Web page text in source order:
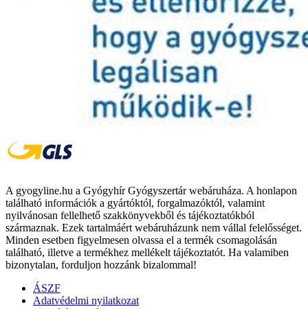
A gyogyline.hu a Gyógyhír Gyógyszertár webáruháza. A honlapon
található információk a gyártóktól, forgalmazóktól, valamint
nyilvánosan fellelhető szakkönyvekből és tájékoztatókból
származnak. Ezek tartalmáért webáruházunk nem vállal felelősséget.
Minden esetben figyelmesen olvassa el a termék csomagolásán
található, illetve a termékhez mellékelt tájékoztatót. Ha valamiben
bizonytalan, forduljon hozzánk bizalommal!
ÁSZF
Adatvédelmi nyilatkozat